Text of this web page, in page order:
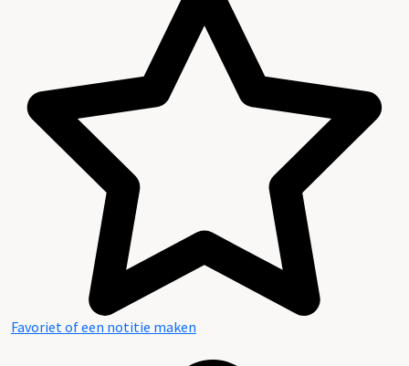
Favoriet of een notitie maken